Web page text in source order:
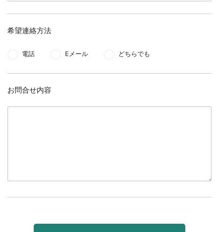
希望連絡方法
電話 Eメール どちらでも
お問合せ内容